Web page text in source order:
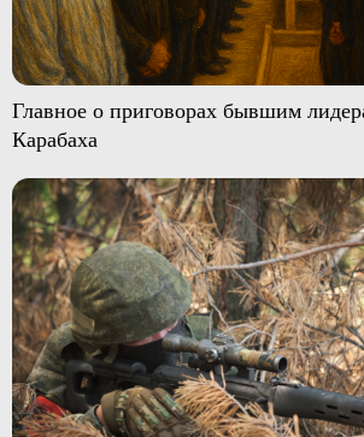
Главное о приговорах бывшим
Карабаха